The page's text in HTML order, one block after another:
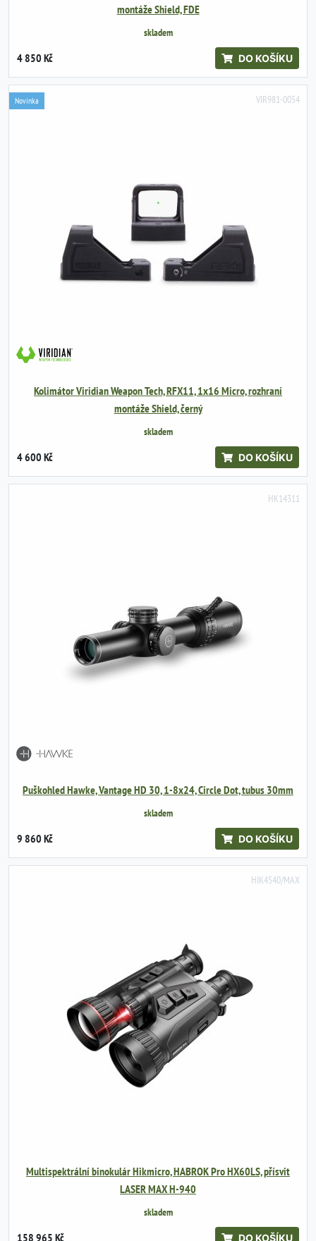
montáže Shield, FDE
skladem
4 850 Kč DO KOŠÍKU
VIR981-0054
Novinka
Kolimátor Viridian Weapon Tech, RFX11, 1x16 Micro, rozhraní
montáže Shield, černý
skladem
4 600 Kč DO KOŠÍKU
HK14311
Puškohled Hawke, Vantage HD 30, 1-8x24, Circle Dot, tubus 30mm
skladem
9 860 Kč DO KOŠÍKU
HIK4540/MAX
Multispektrální binokulár Hikmicro, HABROK Pro HX60LS, přísvit
LASER MAX H-940
skladem
158 965 Kč DO KOŠÍKU